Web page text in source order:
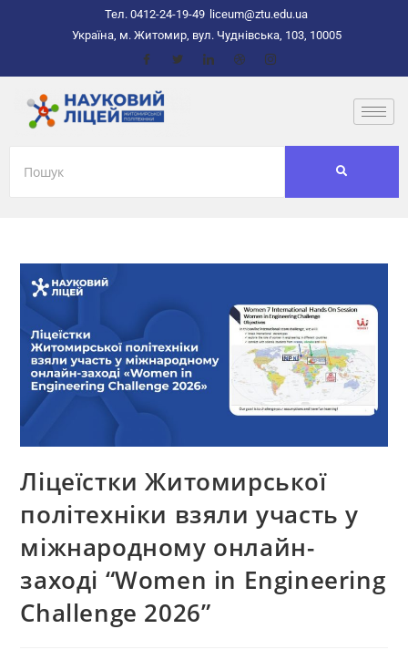
Тел. 0412-24-19-49 liceum@ztu.edu.ua
Україна, м. Житомир, вул. Чуднівська, 103, 10005
Ліцеїстки Житомирської
політехніки взяли участь у
міжнародному онлайн-
заході “Women in Engineering
Challenge 2026”